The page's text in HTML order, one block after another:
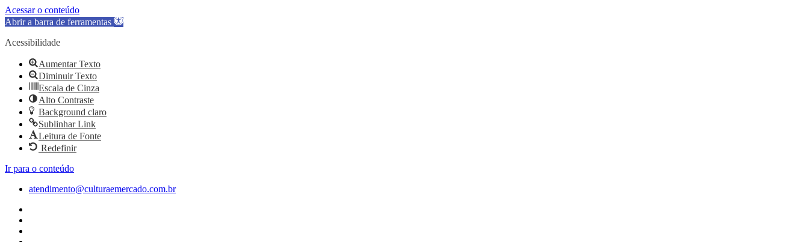
Acessar o conteúdo
Abrir a barra de ferramentas
Acessibilidade
Aumentar Texto
Diminuir Texto
Escala de Cinza
Alto Contraste
Background claro
Sublinhar Link
Leitura de Fonte
Redefinir
Ir para o conteúdo
atendimento@culturaemercado.com.br